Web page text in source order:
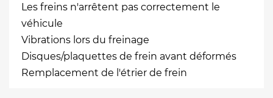
Les freins n'arrêtent pas correctement le
véhicule
Vibrations lors du freinage
Disques/plaquettes de frein avant déformés
Remplacement de l'étrier de frein